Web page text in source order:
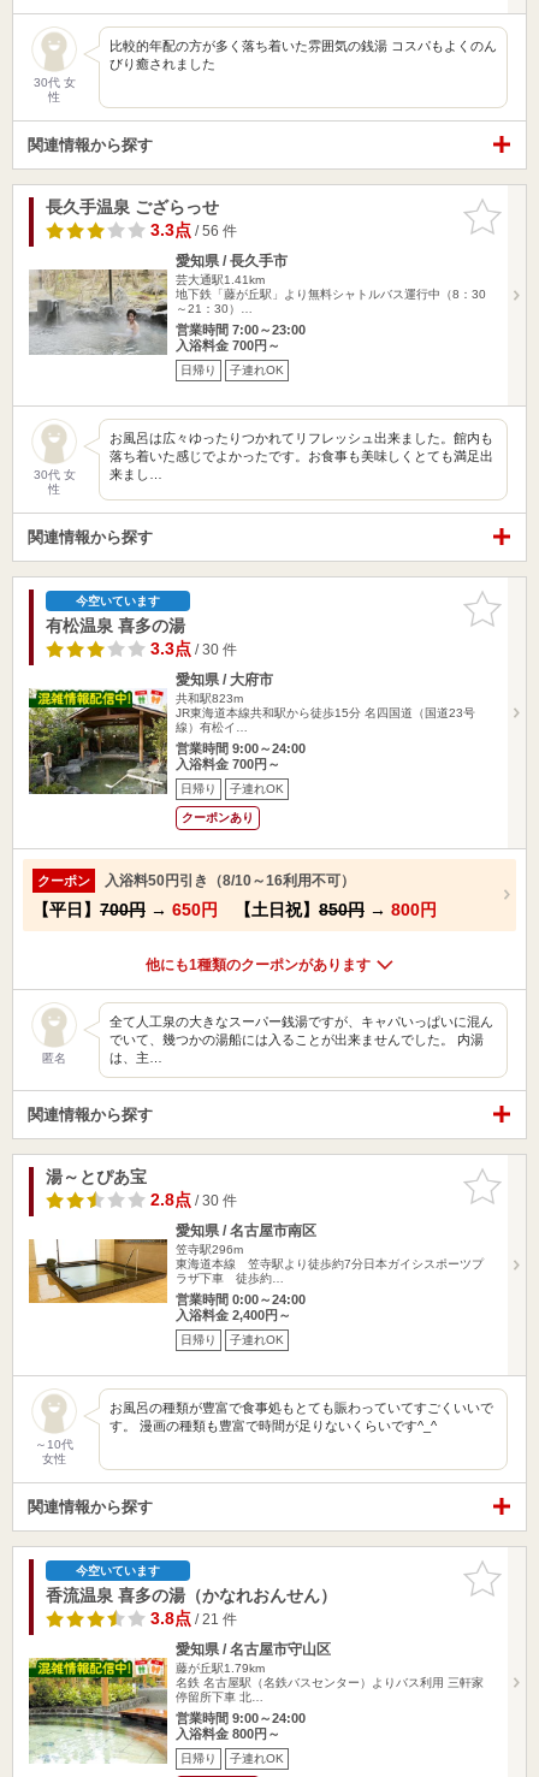
30代 女
性
比較的年配の方が多く落ち着いた雰囲気の銭湯 コスパもよくのん
びり癒されました
関連情報から探す
お気に入
りに追加
長久手温泉 ござらっせ
3.3点/ 56 件
愛知県 / 長久手市
芸大通駅1.41km
地下鉄「藤が丘駅」より無料シャトルバス運行中（8：30
～21：30）…
営業時間 7:00～23:00
入浴料金 700円～
日帰り 子連れOK
30代 女
性
お風呂は広々ゆったりつかれてリフレッシュ出来ました。館内も
落ち着いた感じでよかったです。お食事も美味しくとても満足出
来まし…
関連情報から探す
お気に入
りに追加
今空いています
有松温泉 喜多の湯
3.3点/ 30 件
愛知県 / 大府市
共和駅823m
JR東海道本線共和駅から徒歩15分 名四国道（国道23号
線）有松イ…
営業時間 9:00～24:00
入浴料金 700円～
日帰り 子連れOK
クーポンあり
クーポン 入浴料50円引き（8/10～16利用不可）
【平日】 700円 → 650円 【土日祝】 850円 → 800円
他にも1種類のクーポンがあります
匿名
全て人工泉の大きなスーパー銭湯ですが、キャパいっぱいに混ん
でいて、幾つかの湯船には入ることが出来ませんでした。 内湯
は、主…
関連情報から探す
お気に入
りに追加
湯～とぴあ宝
2.8点/ 30 件
愛知県 / 名古屋市南区
笠寺駅296m
東海道本線 笠寺駅より徒歩約7分日本ガイシスポーツプ
ラザ下車 徒歩約…
営業時間 0:00～24:00
入浴料金 2,400円～
日帰り 子連れOK
～10代
女性
お風呂の種類が豊富で食事処もとても賑わっていてすごくいいで
す。 漫画の種類も豊富で時間が足りないくらいです^_^
関連情報から探す
お気に入
りに追加
今空いています
香流温泉 喜多の湯（かなれおんせん）
3.8点/ 21 件
愛知県 / 名古屋市守山区
藤が丘駅1.79km
名鉄 名古屋駅（名鉄バスセンター）よりバス利用 三軒家
停留所下車 北…
営業時間 9:00～24:00
入浴料金 800円～
日帰り 子連れOK